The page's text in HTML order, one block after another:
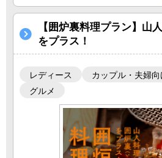
【囲炉裏料理プラン】山
をプラス！
レディース カップル・夫婦向
グルメ